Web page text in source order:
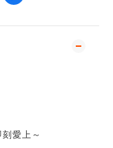
愛上～